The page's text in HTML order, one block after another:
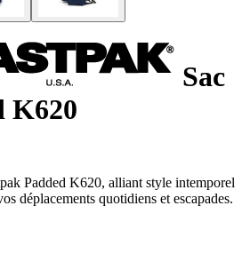
Sac
K620
Padded K620, alliant style intemporel
déplacements quotidiens et escapades.